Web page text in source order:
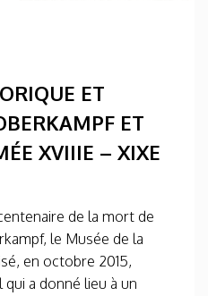
ET
ET
XVIIIE – XIXE
de la mort de
le Musée de la
en octobre 2015,
a donné lieu à un